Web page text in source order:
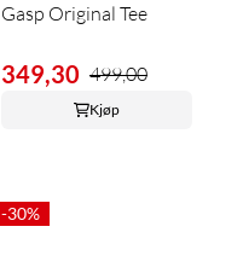
Gasp Original Tee
349,30 499,00
Kjøp
-30%